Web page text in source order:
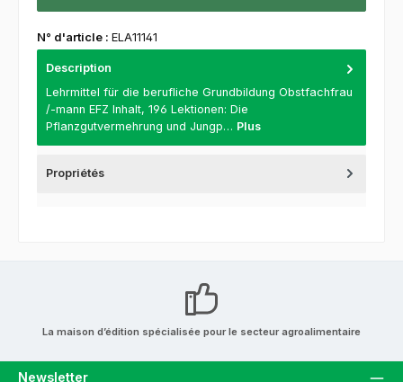
N° d'article : ELA11141
Description
Lehrmittel für die berufliche Grundbildung Obstfachfrau
/-mann EFZ Inhalt, 196 Lektionen: Die
Pflanzgutvermehrung und Jungp… Plus
Propriétés
La maison d’édition spécialisée pour le secteur agroalimentaire
Newsletter